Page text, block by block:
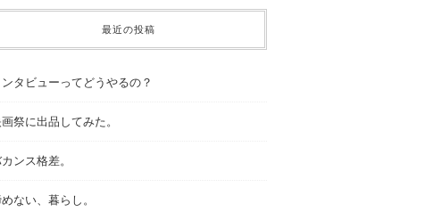
最近の投稿
ンタビューってどうやるの？
祭に出品してみた。
ンス格差。
ない、暮らし。